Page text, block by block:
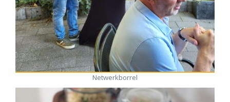
Netwerkborrel